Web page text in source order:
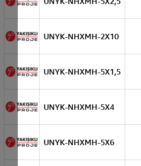
UNYK-NHXMH-2X10
UNYK-NHXMH-5X1,5
UNYK-NHXMH-5X4
UNYK-NHXMH-5X6